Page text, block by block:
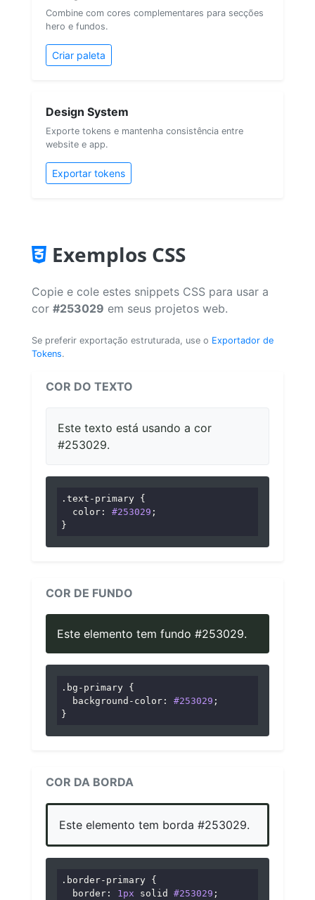
Combine com cores complementares para secções
hero e fundos.
Criar paleta
Design System
Exporte tokens e mantenha consistência entre
website e app.
Exportar tokens
Exemplos CSS
Copie e cole estes snippets CSS para usar a
cor #253029 em seus projetos web.
Se preferir exportação estruturada, use o Exportador de
Tokens.
COR DO TEXTO
Este texto está usando a cor
#253029.
.text-primary {
color : #253029 ;
}
COR DE FUNDO
Este elemento tem fundo #253029.
.bg-primary {
background-color : #253029 ;
}
COR DA BORDA
Este elemento tem borda #253029.
.border-primary {
border : 1px solid #253029 ;